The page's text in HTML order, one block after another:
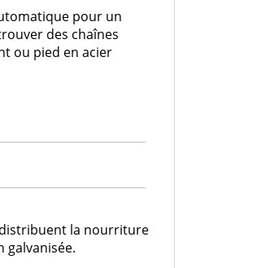
pour un
des chaînes
ou pied en acier
la nourriture
galvanisée.